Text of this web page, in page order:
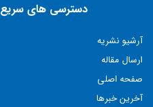
دسترسی های سریع
آرشیو نشریه
ارسال مقاله
صفحه اصلی
آخرین خبرها